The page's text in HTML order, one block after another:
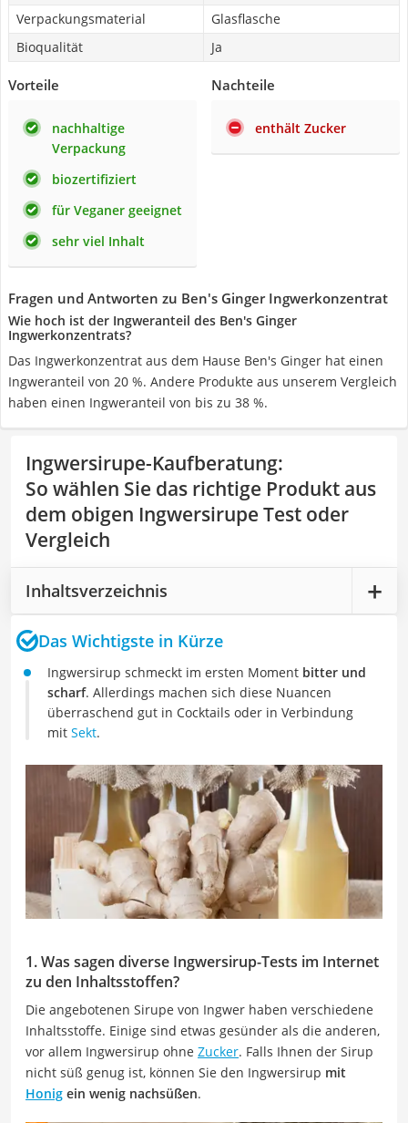
Verpackungsmaterial
Glasflasche
Bioqualität
Ja
Vorteile
nachhaltige
Verpackung
biozertifiziert
für Veganer geeignet
sehr viel Inhalt
Nachteile
enthält Zucker
Fragen und Antworten zu Ben's Ginger Ingwerkonzentrat
Wie hoch ist der Ingweranteil des Ben's Ginger
Ingwerkonzentrats?
Das Ingwerkonzentrat aus dem Hause Ben's Ginger hat einen
Ingweranteil von 20 %. Andere Produkte aus unserem Vergleich
haben einen Ingweranteil von bis zu 38 %.
Ingwersirupe-Kaufberatung:
So wählen Sie das richtige Produkt aus
dem obigen Ingwersirupe Test oder
Vergleich
Inhaltsverzeichnis
Das Wichtigste in Kürze
Ingwersirup schmeckt im ersten Moment bitter und
scharf. Allerdings machen sich diese Nuancen
überraschend gut in Cocktails oder in Verbindung
mit Sekt.
1. Was sagen diverse Ingwersirup-Tests im Internet
zu den Inhaltsstoffen?
Die angebotenen Sirupe von Ingwer haben verschiedene
Inhaltsstoffe. Einige sind etwas gesünder als die anderen,
vor allem Ingwersirup ohne Zucker. Falls Ihnen der Sirup
nicht süß genug ist, können Sie den Ingwersirup mit
Honig ein wenig nachsüßen.